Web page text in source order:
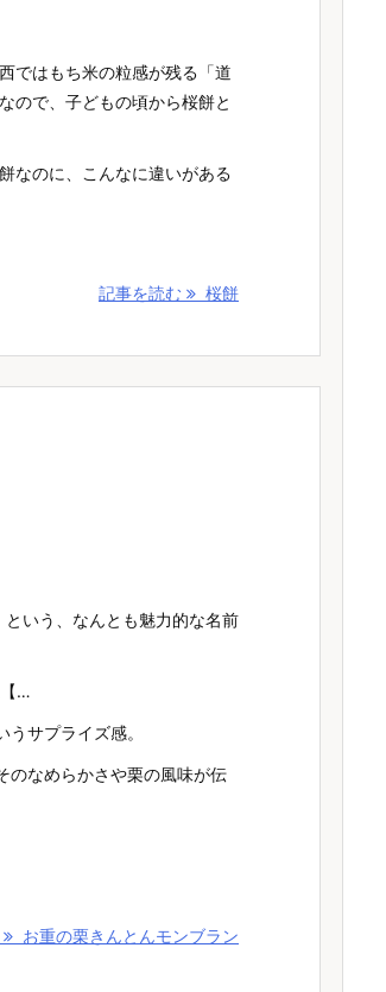
ではもち米の粒感が残る「道
ので、子どもの頃から桜餅と
なのに、こんなに違いがある
記事を読む 桜餅
いう、なんとも魅力的な名前
【…
サプライズ感。
のなめらかさや栗の風味が伝
お重の栗きんとんモンブラン